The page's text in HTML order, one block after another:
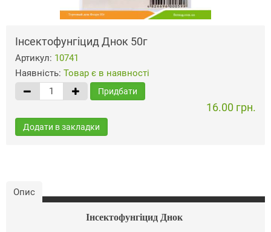
Інсектофунгіцид Днок 50г
Артикул: 10741
Наявність: Товар є в наявності
Придбати
16.00 грн.
Додати в закладки
Опис
Інсектофунгіцид Днок